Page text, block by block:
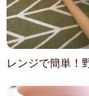
レンジで簡単！